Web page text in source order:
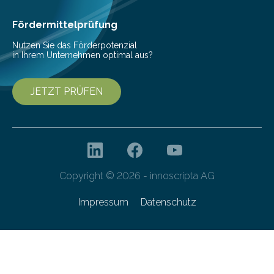
Fördermittelprüfung
Nutzen Sie das Förderpotenzial
in Ihrem Unternehmen optimal aus?
JETZT PRÜFEN
Copyright © 2026 - innoscripta AG
Impressum Datenschutz